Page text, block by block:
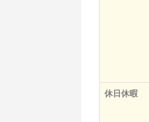
休日休暇